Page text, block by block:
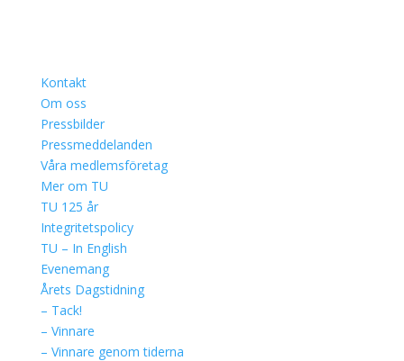
Kontakt
Om oss
Pressbilder
Pressmeddelanden
Våra medlemsföretag
Mer om TU
TU 125 år
Integritetspolicy
TU – In English
Evenemang
Årets Dagstidning
– Tack!
– Vinnare
– Vinnare genom tiderna